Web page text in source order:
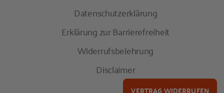
Datenschutzerklärung
Erklärung zur Barrierefreiheit
Widerrufsbelehrung
Disclaimer